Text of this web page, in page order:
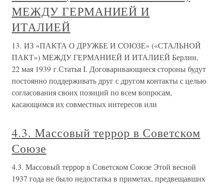
МЕЖДУ ГЕРМАНИЕЙ И
ИТАЛИЕЙ
13. ИЗ «ПАКТА О ДРУЖБЕ И СОЮЗЕ» («СТАЛЬНОЙ
ПАКТ») МЕЖДУ ГЕРМАНИЕЙ И ИТАЛИЕЙ Берлин,
22 мая 1939 г.Статья I. Договаривающиеся стороны будут
постоянно поддерживать друг с другом контакты с целью
согласования своих позиций по всем вопросам,
касающимся их совместных интересов или
4.3. Массовый террор в Советском
Союзе
4.3. Массовый террор в Советском Союзе Этой весной
1937 года не было недостатка в приметах, предвещавших